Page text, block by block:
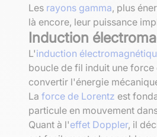
Les rayons gamma, plus
là encore, leur puissance
Induction
L'induction
boucle de fil induit une
convertir l'énergie
La force de Lorentz est
particule en mouvement
Quant à l'effet Doppler, il